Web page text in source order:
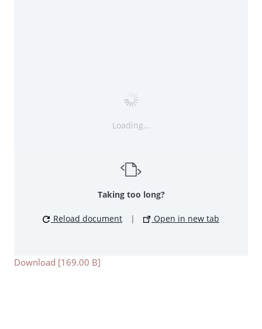
Loading...
Taking too long?
Reload document | Open in new tab
Download [169.00 B]